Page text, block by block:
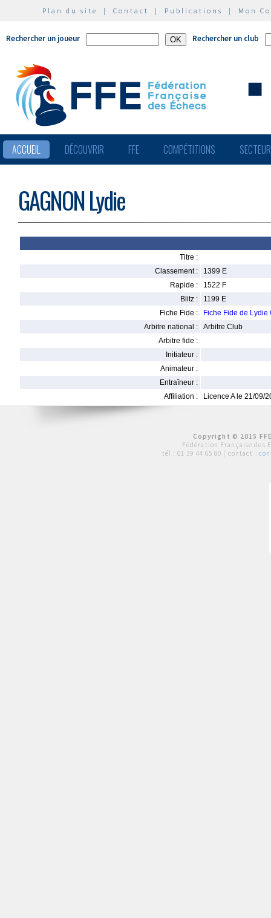
Plan du site | Contact | Publications | Mon
Rechercher un joueur Rechercher un club
ACCUEIL DÉCOUVRIR FFE COMPÉTITIONS
GAGNON Lydie
Titre :
Classement :
1399 E
Rapide :
1522 F
Blitz :
1199 E
Fiche Fide :
Fiche Fide de Lydie
Arbitre national :
Arbitre Club
Arbitre fide :
Initiateur :
Animateur :
Entraîneur :
Affiliation :
Licence A le 21/09/
Copyright © 2015
Fédération Française des
tél : 01 39 44 65 80 | contact :